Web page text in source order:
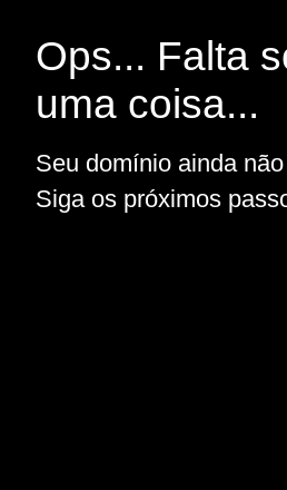
Ops... Falta
uma coisa...
Seu domínio ainda
Siga os próximos